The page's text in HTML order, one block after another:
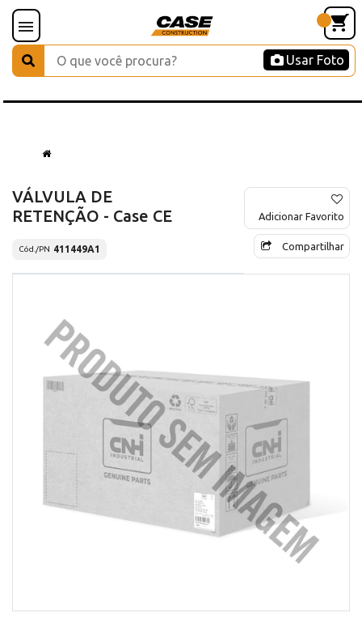
Usar Foto
VÁLVULA DE
RETENÇÃO - Case CE
Cód./PN 411449A1
Adicionar Favorito
Compartilhar